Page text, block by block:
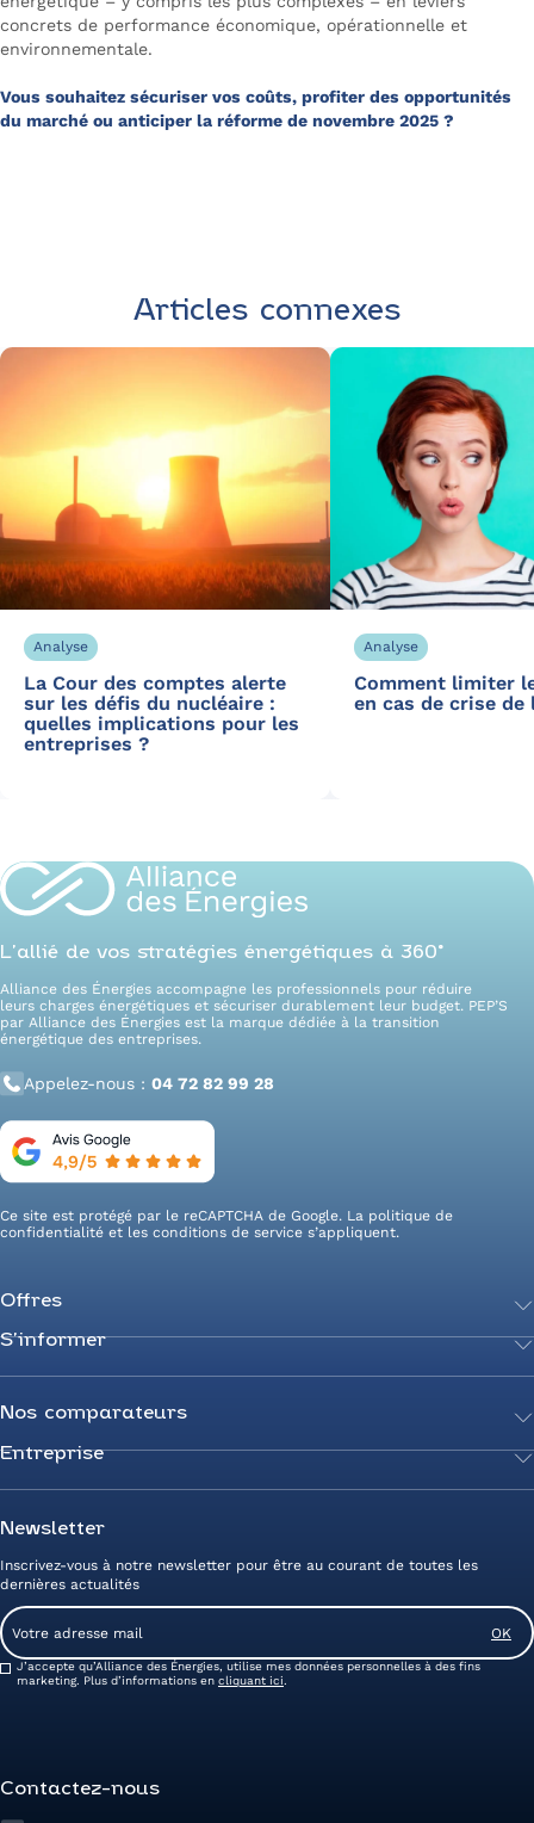
concrets de performance économique, opérationnelle et
environnementale.
Vous souhaitez sécuriser vos coûts, profiter des opportunités
du marché ou anticiper la réforme de novembre 2025 ?
Articles connexes
Analyse
La Cour des comptes alerte
sur les défis du nucléaire :
quelles implications pour les
entreprises ?
Analyse
Comment limiter
en cas de crise de
L’allié de vos stratégies énergétiques à 360°
Alliance des Énergies accompagne les professionnels pour réduire
leurs charges énergétiques et sécuriser durablement leur budget. PEP’S
par Alliance des Énergies est la marque dédiée à la transition
énergétique des entreprises.
Appelez-nous : 04 72 82 99 28
Ce site est protégé par le reCAPTCHA de Google. La politique de
confidentialité et les conditions de service s’appliquent.
Offres
Achetez votre énergie
Transition énergétique
Secteurs d’expertise
Optimisez vos taxes et compteurs
Mix énergie
Efficacité énergétique
Photovoltaïque
Energy Management
Entreprise zéro carbone
S’informer
Actualités
Guides de l’énergie
Livres blancs
Nos comparateurs
Comparateur Électricité
Comparateur Gaz
Prix du Gaz
Entreprise
Nous rejoindre
Devenez Partenaire
Avis clients Alliance des Energies
Contactez-nous
Service client
Newsletter
Inscrivez-vous à notre newsletter pour être au courant de toutes les
dernières actualités
Consent
J’accepte qu’Alliance des Énergies, utilise mes données personnelles à des fins
marketing. Plus d’informations en cliquant ici
Email
Contactez-nous